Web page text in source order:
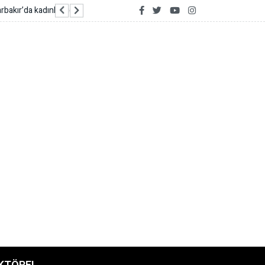
İzmir İtfaiyesi’ne 13,5 milyon euro’luk teknoloji